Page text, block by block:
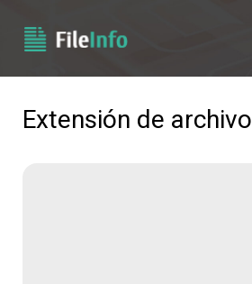
Extensión de archivo